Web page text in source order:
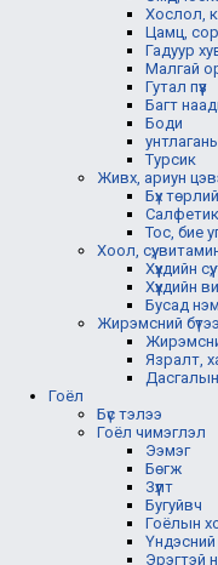
Хослол,
Цамц,
Гадуур
Малгай
Гутал пүүз
Багт
Боди
Турсик
Живх, ариун
Бүх
Салфетик
Тос, бие
Хоол, сүү,
Хүүхдийн
Хүүхдийн
Бусад
Жирэмсний
Язралт,
Гоёл
Бүс тэлээ
Гоёл чимэглэл
Ээмэг
Бөгж
Зүүлт
Бугуйвч
Гоёлын
Үндэсний
Эрэгтэй